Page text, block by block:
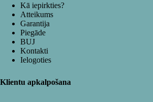
Kā iepirkties?
Atteikums
Garantija
Piegāde
BUJ
Kontakti
Ielogoties
Klientu apkalpošana